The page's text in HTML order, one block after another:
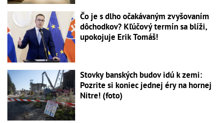
Čo je s dlho očakávaným zvyšovaním
dôchodkov? Kľúčový termín sa blíži,
upokojuje Erik Tomáš!
Stovky banských budov idú k zemi:
Pozrite si koniec jednej éry na hornej
Nitre! (foto)